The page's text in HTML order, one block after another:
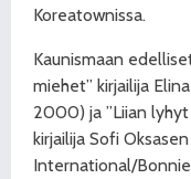
Koreatownissa.
Kaunismaan
miehet” kirjailija
2000) ja ”Liian
kirjailija Sofi
International/